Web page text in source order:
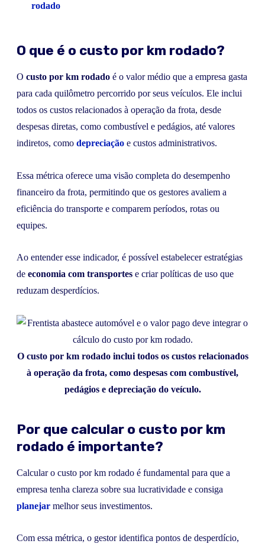
rodado
O que é o custo por km rodado?
O custo por km rodado é o valor médio que a empresa gasta
para cada quilômetro percorrido por seus veículos. Ele inclui
todos os custos relacionados à operação da frota, desde
despesas diretas, como combustível e pedágios, até valores
indiretos, como depreciação e custos administrativos.
Essa métrica oferece uma visão completa do desempenho
financeiro da frota, permitindo que os gestores avaliem a
eficiência do transporte e comparem períodos, rotas ou
equipes.
Ao entender esse indicador, é possível estabelecer estratégias
de economia com transportes e criar políticas de uso que
reduzam desperdícios.
O custo por km rodado inclui todos os custos relacionados
à operação da frota, como despesas com combustível,
pedágios e depreciação do veículo.
Por que calcular o custo por km
rodado é importante?
Calcular o custo por km rodado é fundamental para que a
empresa tenha clareza sobre sua lucratividade e consiga
planejar melhor seus investimentos.
Com essa métrica, o gestor identifica pontos de desperdício,